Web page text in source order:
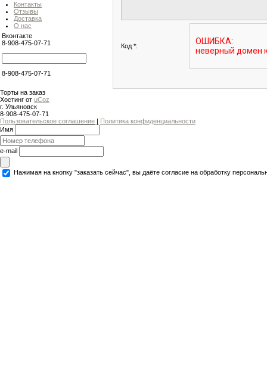
Контакты
Отзывы
Доставка
О нас
Вконтакте
8-908-475-07-71
8-908-475-07-71
Код *:
Торты на заказ
Хостинг от uCoz
г. Ульяновск
8-908-475-07-71
Пользовательское соглашение | Политика конфиденциальности
Имя
e-mail
Нажимая на кнопку "заказать сейчас", вы даёте согласие на обработку